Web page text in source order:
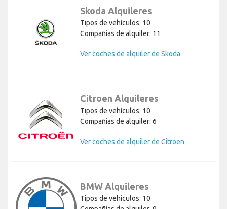
Skoda Alquileres
Tipos de vehículos: 10
Compañías de alquiler: 11
Ver coches de alquiler de Skoda
Citroen Alquileres
Tipos de vehículos: 10
Compañías de alquiler: 6
Ver coches de alquiler de Citroen
BMW Alquileres
Tipos de vehículos: 10